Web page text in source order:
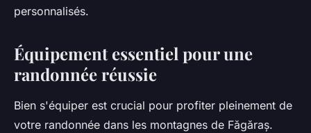
personnalisés.
Équipement essentiel pour une
randonnée réussie
Bien s'équiper est crucial pour profiter pleinement de
votre randonnée dans les montagnes de Făgăraș.